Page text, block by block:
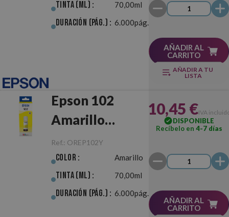
Tinta (ml) : 70,00ml
Duración (pág.) : 6.000pág.
AÑADIR AL
CARRITO
AÑADIR A TU
LISTA
Epson 102
Amarillo
Original
Ref.: OREP102Y
Color : Amarillo
Tinta (ml) : 70,00ml
Duración (pág.) : 6.000pág.
10,45 €IVA
DISPONIBLE
Recíbelo en 4-7 días
AÑADIR AL
CARRITO